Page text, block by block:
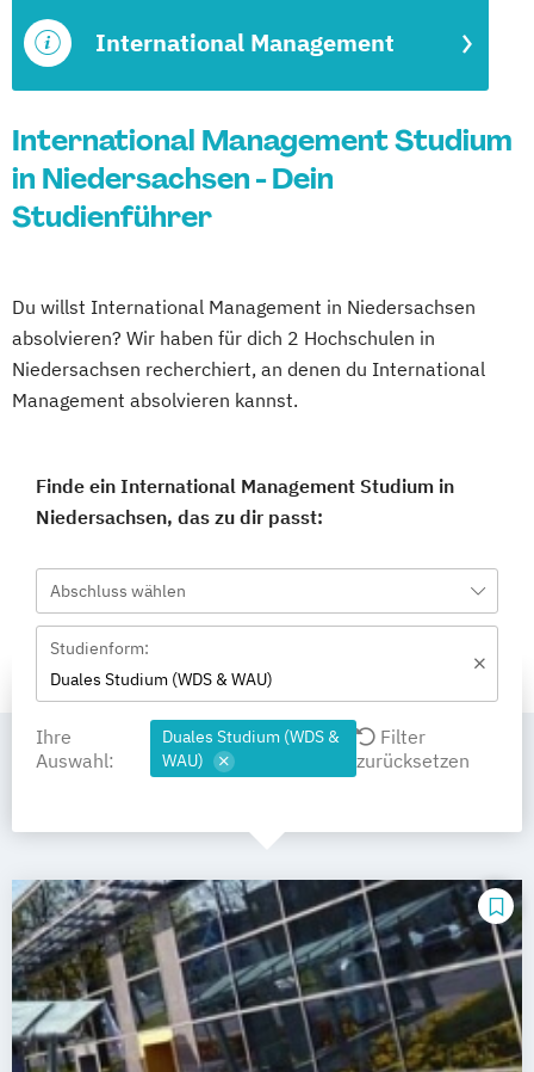
International Management
International Management Studium
in Niedersachsen - Dein
Studienführer
Du willst International Management in Niedersachsen
absolvieren? Wir haben für dich 2 Hochschulen in
Niedersachsen recherchiert, an denen du International
Management absolvieren kannst.
Finde ein International Management Studium in
Niedersachsen, das zu dir passt:
Abschluss wählen
Studienform:
Duales Studium (WDS & WAU)
Ihre
Auswahl:
Duales Studium (WDS &
WAU)
Filter
zurücksetzen